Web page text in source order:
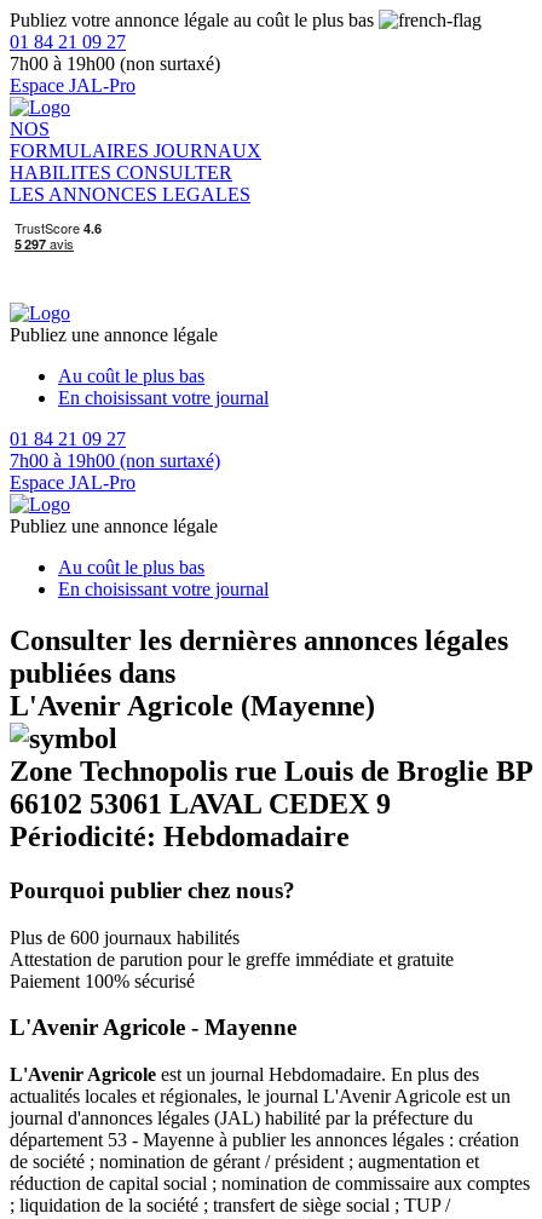
Publiez votre annonce légale au coût le plus bas
01 84 21 09 27
7h00 à 19h00 (non surtaxé)
Espace JAL-Pro
NOS
FORMULAIRES JOURNAUX
HABILITES CONSULTER
LES ANNONCES LEGALES
Publiez une annonce légale
Au coût le plus bas
En choisissant votre journal
01 84 21 09 27
7h00 à 19h00 (non surtaxé)
Espace JAL-Pro
Publiez une annonce légale
Au coût le plus bas
En choisissant votre journal
Consulter les dernières annonces légales
publiées dans
L'Avenir Agricole (Mayenne)
Zone Technopolis rue Louis de Broglie BP
66102 53061 LAVAL CEDEX 9
Périodicité: Hebdomadaire
Pourquoi publier chez nous?
Plus de 600 journaux habilités
Attestation de parution pour le greffe immédiate et gratuite
Paiement 100% sécurisé
L'Avenir Agricole - Mayenne
L'Avenir Agricole est un journal Hebdomadaire. En plus des
actualités locales et régionales, le journal L'Avenir Agricole est un
journal d'annonces légales (JAL) habilité par la préfecture du
département 53 - Mayenne à publier les annonces légales : création
de société ; nomination de gérant / président ; augmentation et
réduction de capital social ; nomination de commissaire aux comptes
; liquidation de la société ; transfert de siège social ; TUP /